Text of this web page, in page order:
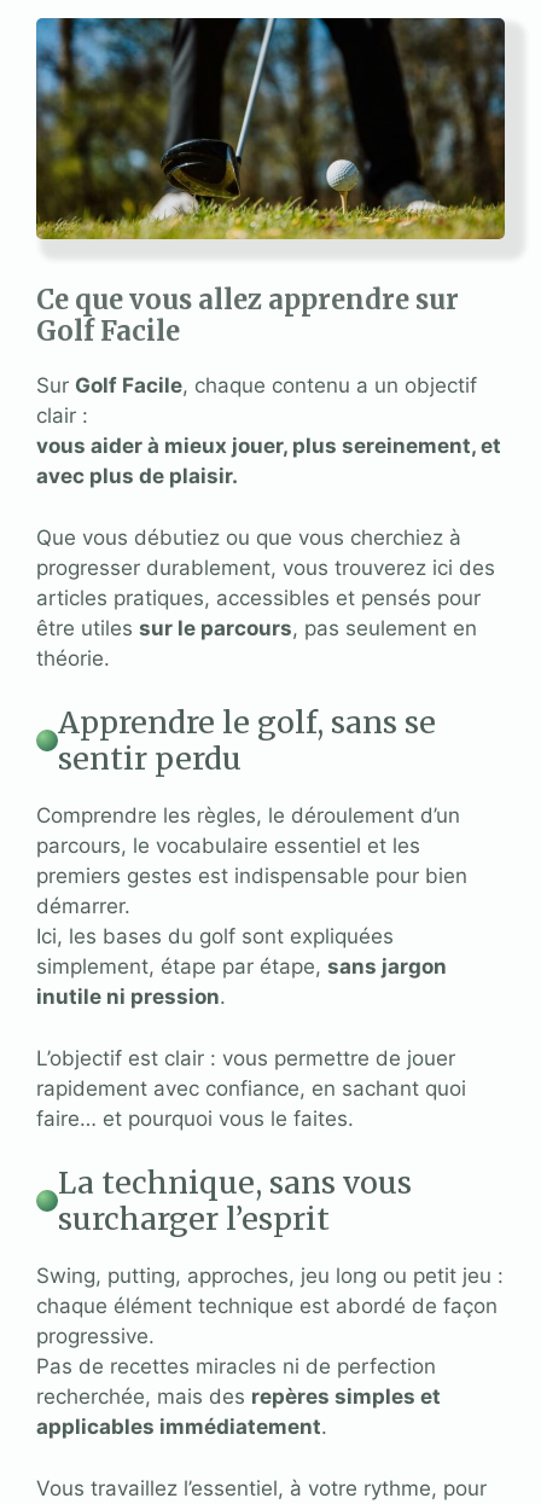
Ce que vous allez apprendre sur
Golf Facile
Sur Golf Facile, chaque contenu a un objectif
clair :
vous aider à mieux jouer, plus sereinement, et
avec plus de plaisir.
Que vous débutiez ou que vous cherchiez à
progresser durablement, vous trouverez ici des
articles pratiques, accessibles et pensés pour
être utiles sur le parcours, pas seulement en
théorie.
Apprendre le golf, sans se
sentir perdu
Comprendre les règles, le déroulement d’un
parcours, le vocabulaire essentiel et les
premiers gestes est indispensable pour bien
démarrer.
Ici, les bases du golf sont expliquées
simplement, étape par étape, sans jargon
inutile ni pression.
L’objectif est clair : vous permettre de jouer
rapidement avec confiance, en sachant quoi
faire… et pourquoi vous le faites.
La technique, sans vous
surcharger l’esprit
Swing, putting, approches, jeu long ou petit jeu :
chaque élément technique est abordé de façon
progressive.
Pas de recettes miracles ni de perfection
recherchée, mais des repères simples et
applicables immédiatement.
Vous travaillez l’essentiel, à votre rythme, pour